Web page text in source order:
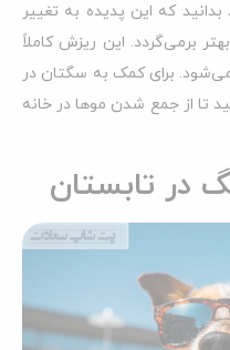
که این پدیده به تغییر
برمی‌گردد. این ریزش کاملاً
برای کمک به سگتان در
تا از جمع شدن موها در خانه
تابستان